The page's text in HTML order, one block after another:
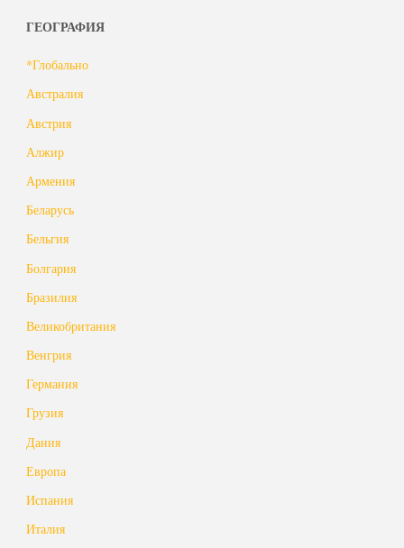
ГЕОГРАФИЯ
*Глобально
Австралия
Австрия
Алжир
Армения
Беларусь
Бельгия
Болгария
Бразилия
Великобритания
Венгрия
Германия
Грузия
Дания
Европа
Испания
Италия